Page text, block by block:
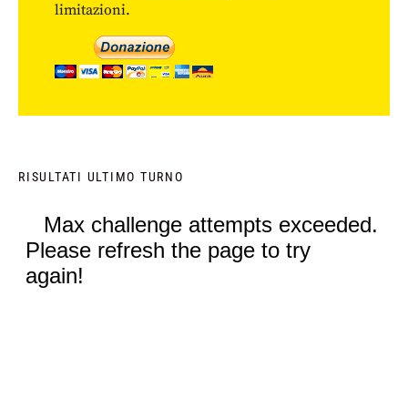
limitazioni.
RISULTATI ULTIMO TURNO